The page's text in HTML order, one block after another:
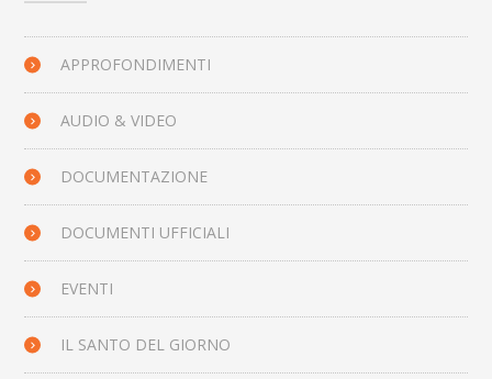
APPROFONDIMENTI
AUDIO & VIDEO
DOCUMENTAZIONE
DOCUMENTI UFFICIALI
EVENTI
IL SANTO DEL GIORNO